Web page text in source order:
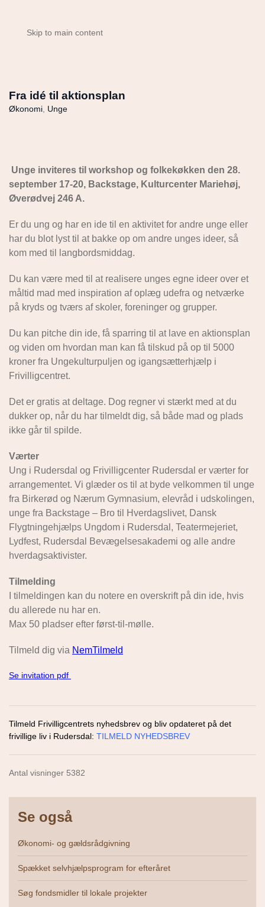
Skip to main content
Fra idé til aktionsplan
Økonomi Unge
Unge inviteres til workshop og folkekøkken den 28.
september 17-20, Backstage, Kulturcenter Mariehøj,
Øverødvej 246 A.
Er du ung og har en ide til en aktivitet for andre unge eller
har du blot lyst til at bakke op om andre unges ideer, så
kom med til langbordsmiddag.
Du kan være med til at realisere unges egne ideer over et
måltid mad med inspiration af oplæg udefra og netværke
på kryds og tværs af skoler, foreninger og grupper.
Du kan pitche din ide, få sparring til at lave en aktionsplan
og viden om hvordan man kan få tilskud på op til 5000
kroner fra Ungekulturpuljen og igangsætterhjælp i
Frivilligcentret.
Det er gratis at deltage. Dog regner vi stærkt med at du
dukker op, når du har tilmeldt dig, så både mad og plads
ikke går til spilde.
Værter
Ung i Rudersdal og Frivilligcenter Rudersdal er værter for
arrangementet. Vi glæder os til at byde velkommen til unge
fra Birkerød og Nærum Gymnasium, elevråd i udskolingen,
unge fra Backstage – Bro til Hverdagslivet, Dansk
Flygtningehjælps Ungdom i Rudersdal, Teatermejeriet,
Lydfest, Rudersdal Bevægelsesakademi og alle andre
hverdagsaktivister.
Tilmelding
I tilmeldingen kan du notere en overskrift på din ide, hvis
du allerede nu har en.
Max 50 pladser efter først-til-mølle.
Tilmeld dig via NemTilmeld
Se invitation pdf
Tilmeld Frivilligcentrets nyhedsbrev og bliv opdateret på det
frivillige liv i Rudersdal: TILMELD NYHEDSBREV
Antal visninger 5382
Se også
Økonomi- og gældsrådgivning
Spækket selvhjælpsprogram for efteråret
Søg fondsmidler til lokale projekter